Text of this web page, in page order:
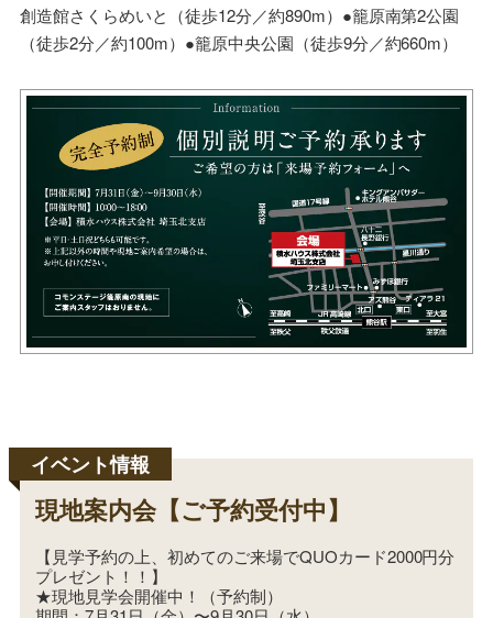
創造館さくらめいと（徒歩12分／約890m）●籠原南第2公園
（徒歩2分／約100m）●籠原中央公園（徒歩9分／約660m）
現地案内会【ご予約受付中】
【見学予約の上、初めてのご来場でQUOカード2000円分
プレゼント！！】
★現地見学会開催中！（予約制）